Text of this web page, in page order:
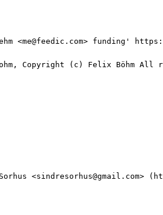
<me@feedic.com> funding'
Copyright (c) Felix Böhm All
<sindresorhus@gmail.com>